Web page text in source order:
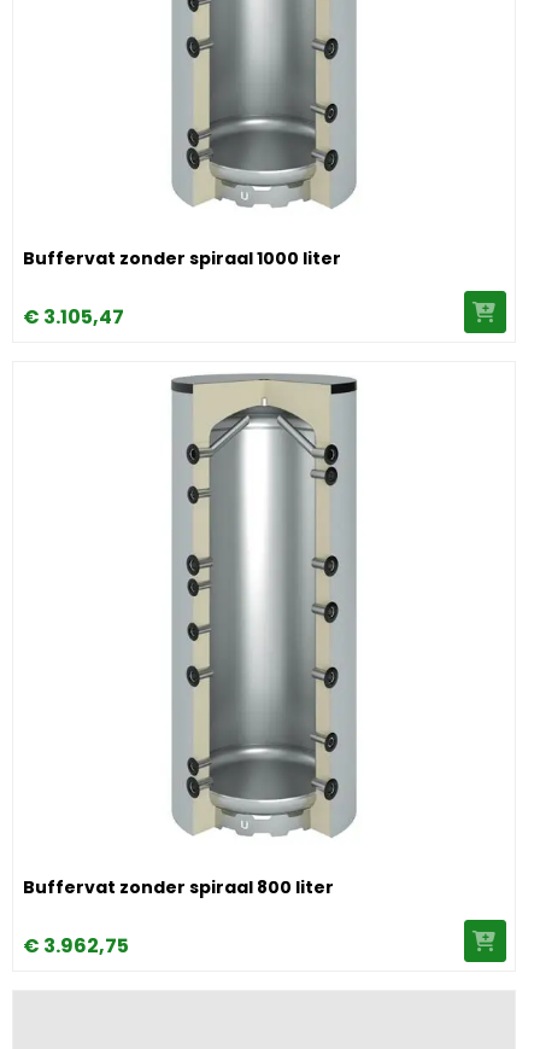
Image Buffervat zonder spiraal 1000 liter
Buffervat zonder spiraal 1000 liter
€ 3.105,47
Image Buffervat zonder spiraal 800 liter
Buffervat zonder spiraal 800 liter
€ 3.962,75